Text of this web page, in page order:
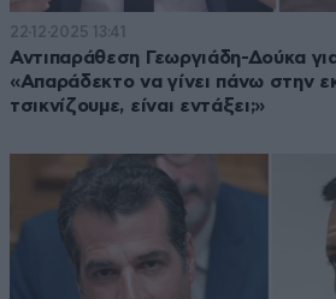
22·12·2025 13:41
Αντιπαράθεση Γεωργιάδη-Δούκα
«Απαράδεκτο να γίνει πάνω στην
τσικνίζουμε, είναι εντάξει;»